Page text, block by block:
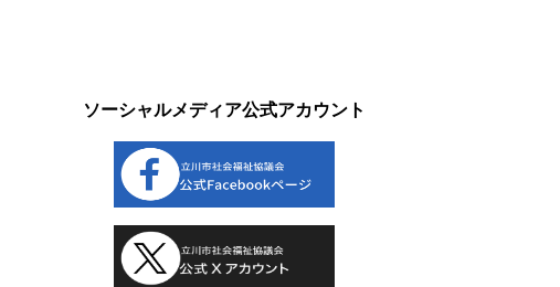
ソーシャルメディア公式アカウント